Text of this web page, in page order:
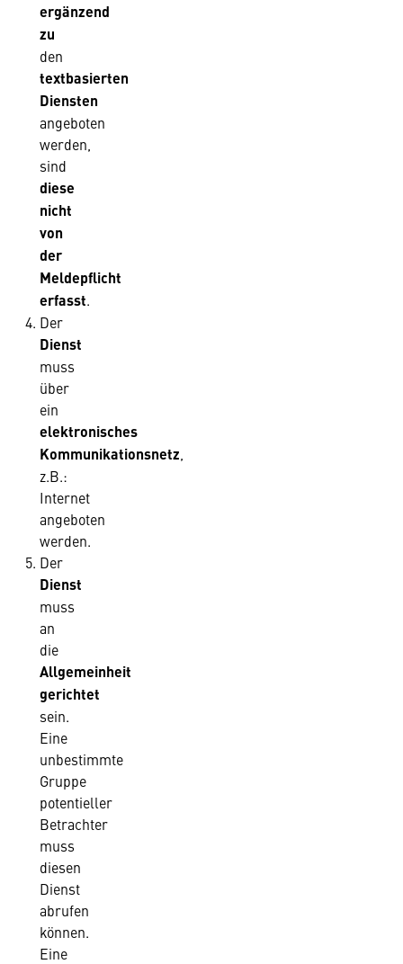
ergänzend
zu
den
textbasierten
Diensten
angeboten
werden,
sind
diese
nicht
von
der
Meldepflicht
erfasst.
Der
Dienst
muss
über
ein
elektronisches
Kommunikationsnetz
z.B.:
Internet
angeboten
werden.
Der
Dienst
muss
an
die
Allgemeinheit
gerichtet
sein.
Eine
unbestimmte
Gruppe
potentieller
Betrachter
muss
diesen
Dienst
abrufen
können.
Eine